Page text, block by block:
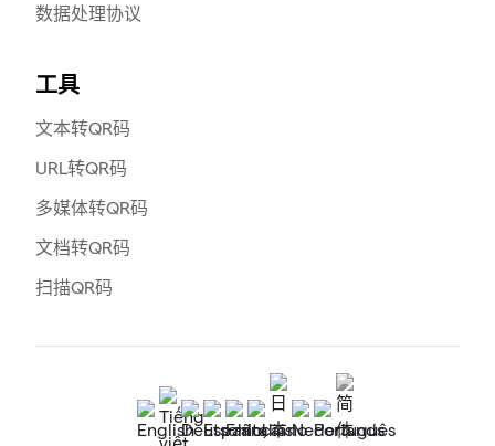
数据处理协议
工具
文本转QR码
URL转QR码
多媒体转QR码
文档转QR码
扫描QR码